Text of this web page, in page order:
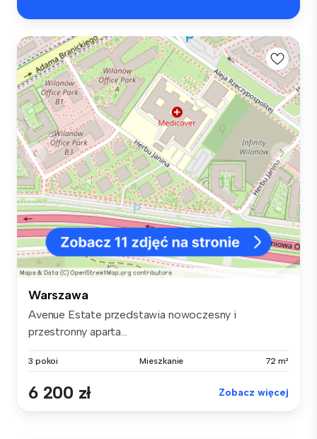
Warszawa
Avenue Estate przedstawia nowoczesny i
przestronny aparta...
3 pokoi Mieszkanie 72 m²
6 200 zł Zobacz więcej